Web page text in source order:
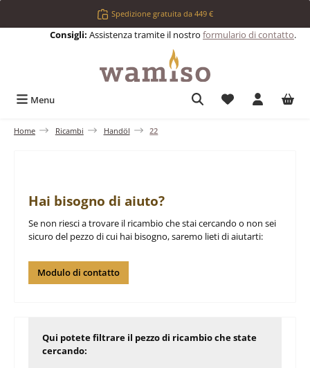
Passa al contenuto principaleSpedizione gratuita da 449 €
Consigli: Assistenza tramite il nostro formulario di contatto.
Menu Hai 0 articoli
Home Ricambi Handöl 22
Hai bisogno di aiuto?
Se non riesci a trovare il ricambio che stai cercando o non sei
sicuro del pezzo di cui hai bisogno, saremo lieti di aiutarti:
Modulo di contatto
Qui potete filtrare il pezzo di ricambio che state
cercando: